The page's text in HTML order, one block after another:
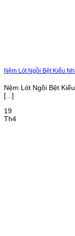
Nệm Lót Ngồi Bệt Kiểu
Nệm Lót Ngồi Bệt
[...]
19
Th4